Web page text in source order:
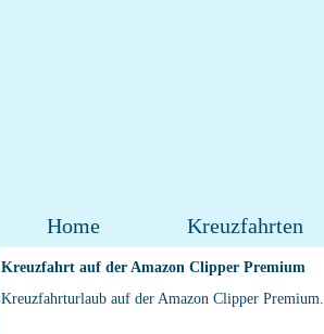
Home Kreuzfahrten
Kreuzfahrt auf der Amazon Clipper Premium
Kreuzfahrturlaub auf der Amazon Clipper Premium.